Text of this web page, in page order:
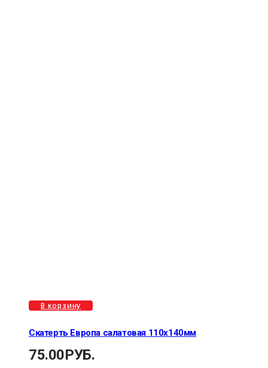
В корзину
Скатерть Европа салатовая 110х140мм
75.00РУБ.